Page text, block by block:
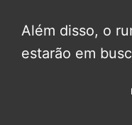
Além disso, o
estarão em